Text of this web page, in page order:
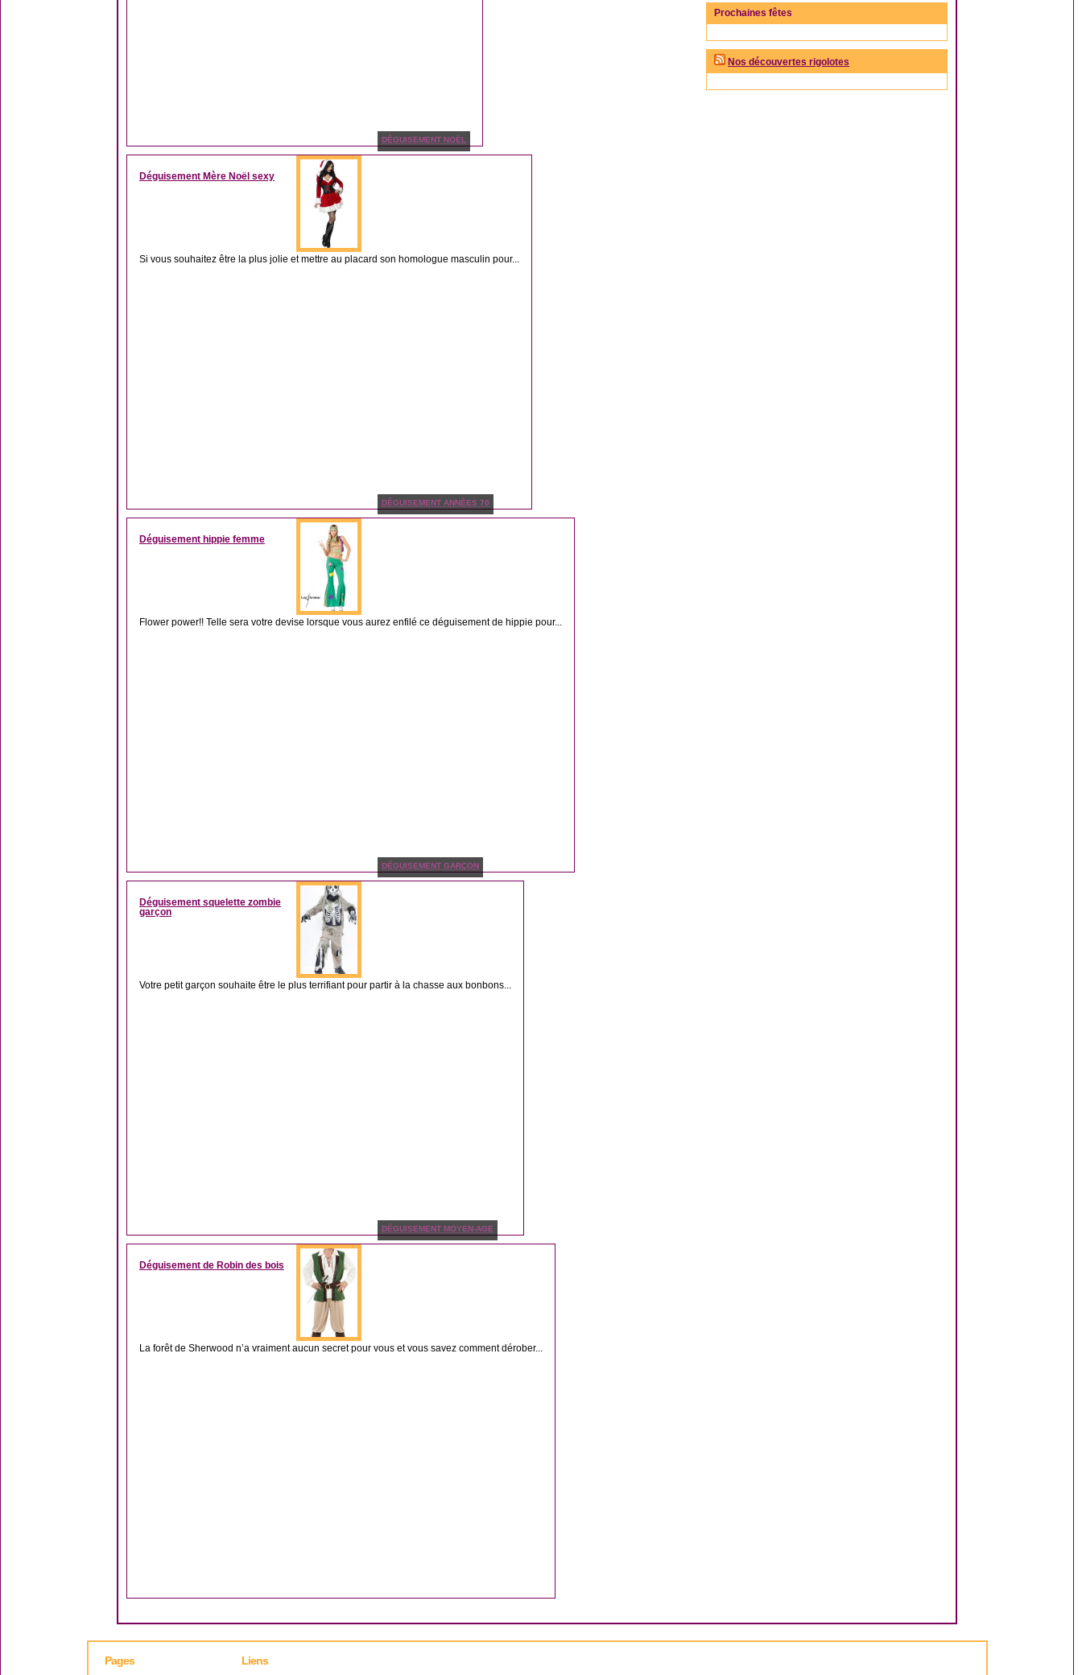
DÉGUISEMENT NOËL
Déguisement Mère Noël sexy
Si vous souhaitez être la plus jolie et mettre au placard son homologue masculin pour...
DÉGUISEMENT ANNÉES 70
Déguisement hippie femme
Flower power!! Telle sera votre devise lorsque vous aurez enfilé ce déguisement de hippie pour...
DÉGUISEMENT GARÇON
Déguisement squelette zombie
garçon
Votre petit garçon souhaite être le plus terrifiant pour partir à la chasse aux bonbons...
DÉGUISEMENT MOYEN-AGE
Déguisement de Robin des bois
La forêt de Sherwood n’a vraiment aucun secret pour vous et vous savez comment dérober...
Prochaines fêtes
Nos découvertes rigolotes
Pages Liens